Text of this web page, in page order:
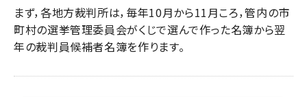
まず，各地方裁判所は，毎年10月から11月ころ，管内の市
町村の選挙管理委員会がくじで選んで作った名簿から翌
年の裁判員候補者名簿を作ります。